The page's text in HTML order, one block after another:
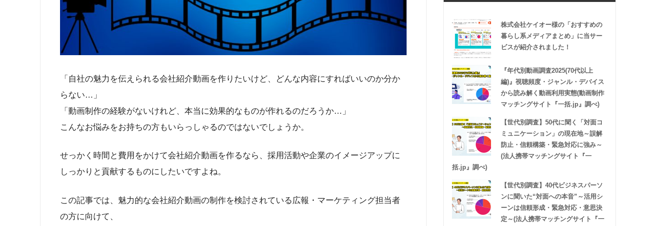
「自社の魅力を伝えられる会社紹介動画を作りたいけど、どんな内容にすればいいのか分か
らない…」
「動画制作の経験がないけれど、本当に効果的なものが作れるのだろうか…」
こんなお悩みをお持ちの方もいらっしゃるのではないでしょうか。
せっかく時間と費用をかけて会社紹介動画を作るなら、採用活動や企業のイメージアップに
しっかりと貢献するものにしたいですよね。
この記事では、魅力的な会社紹介動画の制作を検討されている広報・マーケティング担当者
の方に向けて、
株式会社ケイオー様の「おすすめの
暮らし系メディアまとめ」に当サー
ビスが紹介されました！
『年代別動画調査2025(70代以上
編)』視聴頻度・ジャンル・デバイス
から読み解く動画利用実態(動画制作
マッチングサイト『一括.jp』調べ)
【世代別調査】50代に聞く「対面コ
ミュニケーション」の現在地～誤解
防止・信頼構築・緊急対応に強み～
(法人携帯マッチングサイト『一
括.jp』調べ)
【世代別調査】40代ビジネスパーソ
ンに聞いた“対面への本音”～活用シ
ーンは信頼形成・緊急対応・意思決
定～(法人携帯マッチングサイト『一